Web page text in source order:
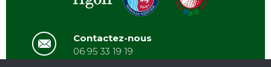
Contactez-nous
06 95 33 19 19